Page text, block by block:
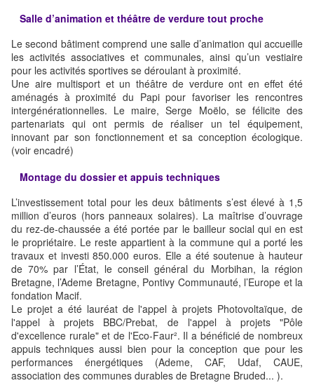
Salle d’animation et théâtre de verdure tout proche
Le second bâtiment comprend une salle d’animation qui accueille
les activités associatives et communales, ainsi qu’un vestiaire
pour les activités sportives se déroulant à proximité.
Une aire multisport et un théâtre de verdure ont en effet été
aménagés à proximité du Papi pour favoriser les rencontres
intergénérationnelles. Le maire, Serge Moëlo, se félicite des
partenariats qui ont permis de réaliser un tel équipement,
innovant par son fonctionnement et sa conception écologique.
(voir encadré)
Montage du dossier et appuis techniques
L’investissement total pour les deux bâtiments s’est élevé à 1,5
million d’euros (hors panneaux solaires). La maîtrise d’ouvrage
du rez-de-chaussée a été portée par le bailleur social qui en est
le propriétaire. Le reste appartient à la commune qui a porté les
travaux et investi 850.000 euros. Elle a été soutenue à hauteur
de 70% par l’État, le conseil général du Morbihan, la région
Bretagne, l’Ademe Bretagne, Pontivy Communauté, l’Europe et la
fondation Macif.
Le projet a été lauréat de l'appel à projets Photovoltaïque, de
l'appel à projets BBC/Prebat, de l'appel à projets "Pôle
d'excellence rurale" et de l'Eco-Faur². Il a bénéficié de nombreux
appuis techniques aussi bien pour la conception que pour les
performances énergétiques (Ademe, CAF, Udaf, CAUE,
association des communes durables de Bretagne Bruded... ).